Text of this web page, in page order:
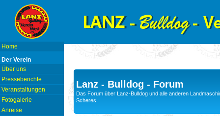
Home
Der Verein
Über uns
Presseberichte
Veranstaltungen
Fotogalerie
Anreise
Lanz - Bulldog - Forum
Das Forum über Lanz-Bulldog und alle anderen
Scheres